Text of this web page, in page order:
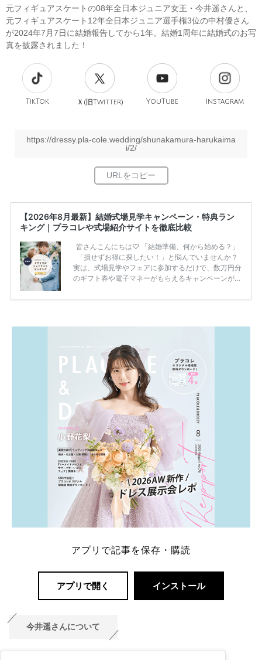
元フィギュアスケートの08年全日本ジュニア女王・今井遥さんと、
元フィギュアスケート12年全日本ジュニア選手権3位の中村優さん
が2024年7月7日に結婚報告してから1年。結婚1周年に結婚式のお写
真を披露されました！
TikTok Ｘ(旧Twitter) YouTube Instagram
https://dressy.pla-cole.wedding/shunakamura-harukaima
i/2/
【2026年8月最新】結婚式場見学キャンペーン・特典ラン
キング｜プラコレや式場紹介サイトを徹底比較
皆さんこんにちは♡ 「結婚準備、何から始める？」
「損せずお得に探したい！」と悩んでいませんか？
実は、式場見学やフェアに参加するだけで、数万円分
のギフト券や電子マネーがもらえるキャンペーンがあ
ため、比較せずに選ぶと損をしてしまうことも……。
一番お得？」「プラコレの特典は？」といった疑問も
解決します。 まずは診断で候補を絞れる「ウェディ
ング診断」か、体験型 […]続きを読む
アプリで記事を保存・購読
アプリで開く インストール
今井遥さんについて